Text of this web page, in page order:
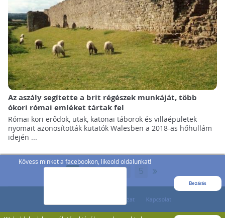
Kövess minket a facebookon, likeold oldalunkat!
Bezárás
Az aszály segítette a brit régészek munkáját, több
ókori római emléket tártak fel
Római kori erődök, utak, katonai táborok és villaépületek
nyomait azonosították kutatók Walesben a 2018-as hőhullám
idején ...
... 5 »